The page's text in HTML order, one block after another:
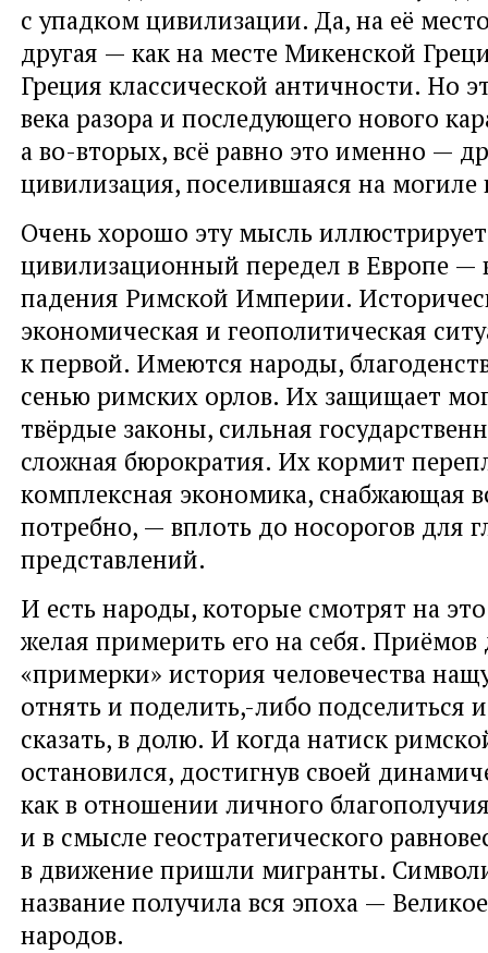
с упадком цивилизации. Да, на её
другая — как на месте Микенской
Греция классической античности. Но
века разора и последующего нового
а во-вторых, всё равно это именно —
цивилизация, поселившаяся на могиле
Очень хорошо эту мысль
цивилизационный передел в Европе —
падения Римской Империи.
экономическая и геополитическая
к первой. Имеются народы,
сенью римских орлов. Их защищает
твёрдые законы, сильная
сложная бюрократия. Их кормит
комплексная экономика, снабжающая
потребно, — вплоть до носорогов для
представлений.
И есть народы, которые смотрят на это
желая примерить его на себя.
«примерки» история человечества
отнять и поделить,-либо подселиться
сказать, в долю. И когда натиск
остановился, достигнув своей
как в отношении личного
и в смысле геостратегического
в движение пришли мигранты.
название получила вся эпоха —
народов.